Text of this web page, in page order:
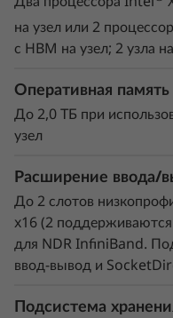
Рост
ThinkSystem SD650
на узел или 2
с HBM на узел; 2 узла
Оперативная память
До 2,0 ТБ при
узел
Расширение ввода/
До 2 слотов
x16 (2 поддерживаются
для NDR InfiniBand.
ввод-вывод и
Подсистема